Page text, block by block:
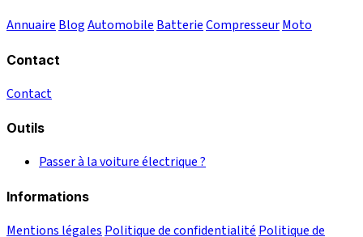
Annuaire BlogAutomobile BatterieCompresseurMoto
Contact
Contact
Outils
Passer à la voiture électrique ?
Informations
Mentions légales Politique de confidentialité Politique de